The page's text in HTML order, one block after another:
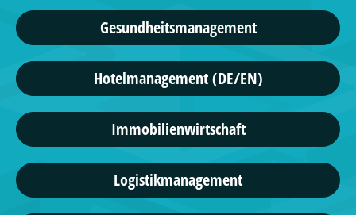
Gesundheitsmanagement
Hotelmanagement (DE/EN)
Immobilienwirtschaft
Logistikmanagement